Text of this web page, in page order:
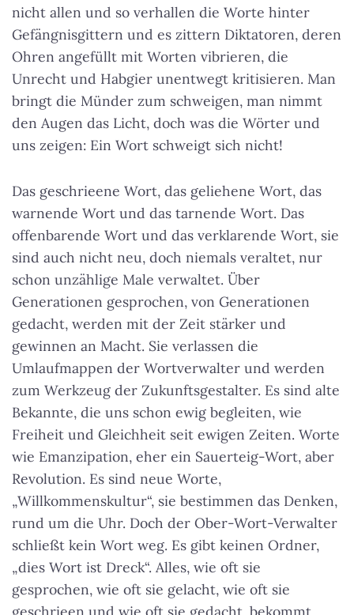
nicht allen und so verhallen die Worte hinter
Gefängnisgittern und es zittern Diktatoren, deren
Ohren angefüllt mit Worten vibrieren, die
Unrecht und Habgier unentwegt kritisieren. Man
bringt die Münder zum schweigen, man nimmt
den Augen das Licht, doch was die Wörter und
uns zeigen: Ein Wort schweigt sich nicht!
Das geschrieene Wort, das geliehene Wort, das
warnende Wort und das tarnende Wort. Das
offenbarende Wort und das verklarende Wort, sie
sind auch nicht neu, doch niemals veraltet, nur
schon unzählige Male verwaltet. Über
Generationen gesprochen, von Generationen
gedacht, werden mit der Zeit stärker und
gewinnen an Macht. Sie verlassen die
Umlaufmappen der Wortverwalter und werden
zum Werkzeug der Zukunftsgestalter. Es sind alte
Bekannte, die uns schon ewig begleiten, wie
Freiheit und Gleichheit seit ewigen Zeiten. Worte
wie Emanzipation, eher ein Sauerteig-Wort, aber
Revolution. Es sind neue Worte,
„Willkommenskultur“, sie bestimmen das Denken,
rund um die Uhr. Doch der Ober-Wort-Verwalter
schließt kein Wort weg. Es gibt keinen Ordner,
„dies Wort ist Dreck“. Alles, wie oft sie
gesprochen, wie oft sie gelacht, wie oft sie